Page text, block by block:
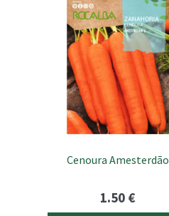
Cenoura Amesterdão
1.50 €